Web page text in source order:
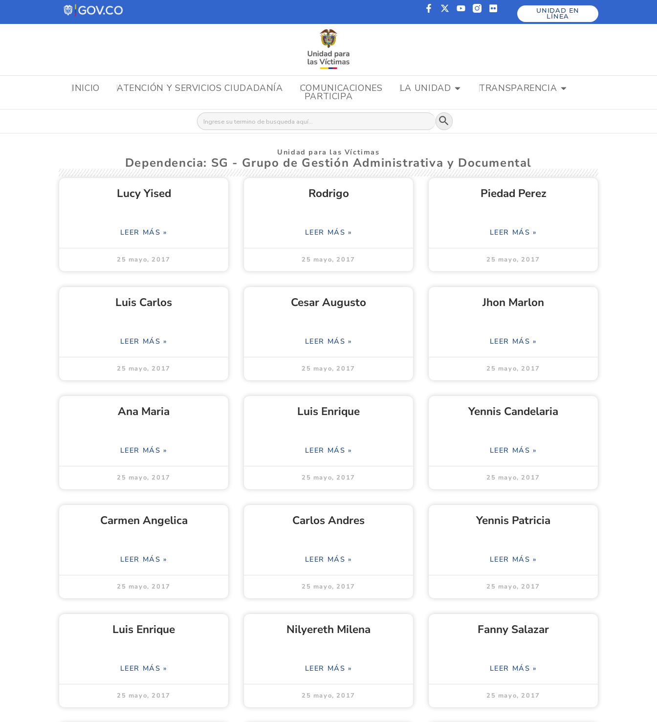
UNIDAD EN
LÍNEA
INICIO ATENCIÓN Y SERVICIOS CIUDADANÍA COMUNICACIONES LA UNIDAD TRANSPARENCIA
PARTICIPA
Buscar: Botón de búsqueda
Unidad para las Víctimas
Dependencia: SG - Grupo de Gestión Administrativa y Documental
Lucy Yised
LEER MÁS »
25 mayo, 2017
Rodrigo
LEER MÁS »
25 mayo, 2017
Piedad Perez
LEER MÁS »
25 mayo, 2017
Luis Carlos
LEER MÁS »
25 mayo, 2017
Cesar Augusto
LEER MÁS »
25 mayo, 2017
Jhon Marlon
LEER MÁS »
25 mayo, 2017
Ana Maria
LEER MÁS »
25 mayo, 2017
Luis Enrique
LEER MÁS »
25 mayo, 2017
Yennis Candelaria
LEER MÁS »
25 mayo, 2017
Carmen Angelica
LEER MÁS »
25 mayo, 2017
Carlos Andres
LEER MÁS »
25 mayo, 2017
Yennis Patricia
LEER MÁS »
25 mayo, 2017
Luis Enrique
LEER MÁS »
25 mayo, 2017
Nilyereth Milena
LEER MÁS »
25 mayo, 2017
Fanny Salazar
LEER MÁS »
25 mayo, 2017